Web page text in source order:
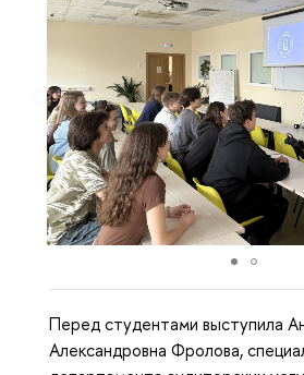
Перед студентами выступила
Александровна Фролова,